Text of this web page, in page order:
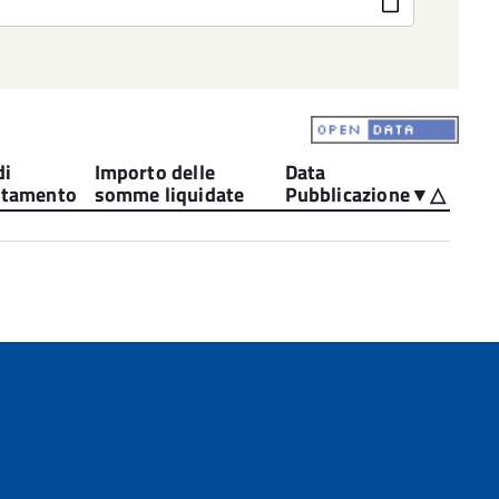
Importo delle
somme liquidate
Data
Pubblicazione